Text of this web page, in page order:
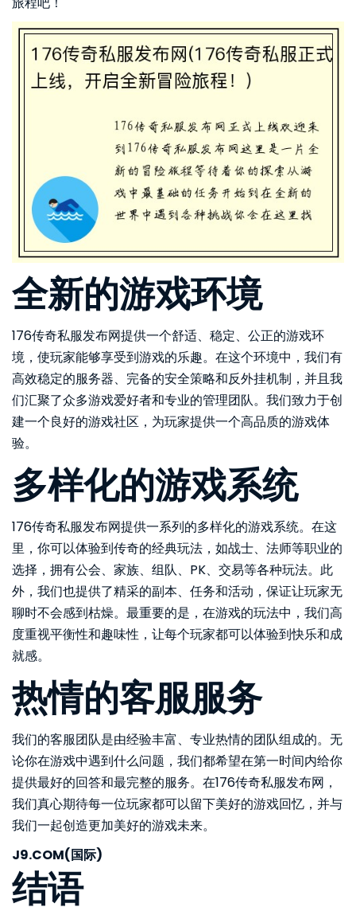
全新的游戏环境
176传奇私服发布网提供一个舒适、稳定、公正的游戏环
境，使玩家能够享受到游戏的乐趣。在这个环境中，我们有
高效稳定的服务器、完备的安全策略和反外挂机制，并且我
们汇聚了众多游戏爱好者和专业的管理团队。我们致力于创
建一个良好的游戏社区，为玩家提供一个高品质的游戏体
验。
多样化的游戏系统
176传奇私服发布网提供一系列的多样化的游戏系统。在这
里，你可以体验到传奇的经典玩法，如战士、法师等职业的
选择，拥有公会、家族、组队、PK、交易等各种玩法。此
外，我们也提供了精采的副本、任务和活动，保证让玩家无
聊时不会感到枯燥。最重要的是，在游戏的玩法中，我们高
度重视平衡性和趣味性，让每个玩家都可以体验到快乐和成
就感。
热情的客服服务
我们的客服团队是由经验丰富、专业热情的团队组成的。无
论你在游戏中遇到什么问题，我们都希望在第一时间内给你
提供最好的回答和最完整的服务。在176传奇私服发布网，
我们真心期待每一位玩家都可以留下美好的游戏回忆，并与
我们一起创造更加美好的游戏未来。
J9.COM(国际)
结语